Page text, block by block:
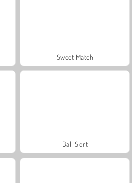
Sweet Match
Ball Sort